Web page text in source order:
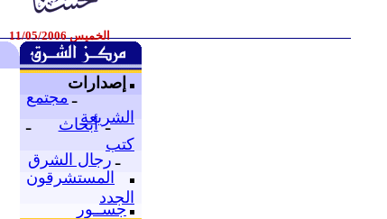
الخميس 11/05/2006
إصدارات
ـ مجتمع
الشريعة
ـ أبحاث
ـ
كتب
ـ رجال الشرق
المستشرقون
الجدد
جســور